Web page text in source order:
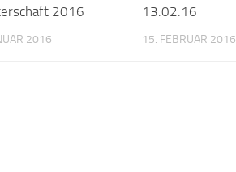
2016
2016
13.02.16
15. FEBRUAR 2016